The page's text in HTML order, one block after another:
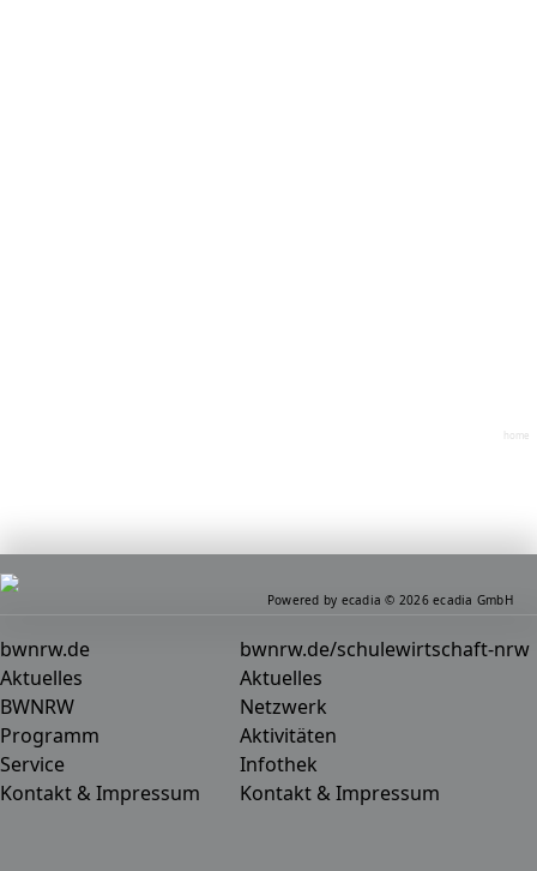
home
bwnrw.de
Aktuelles
BWNRW
Programm
Service
Kontakt & Impressum
bwnrw.de/schulewirtschaft-nrw
Aktuelles
Netzwerk
Aktivitäten
Infothek
Kontakt & Impressum
Powered by ecadia © 2026 ecadia GmbH